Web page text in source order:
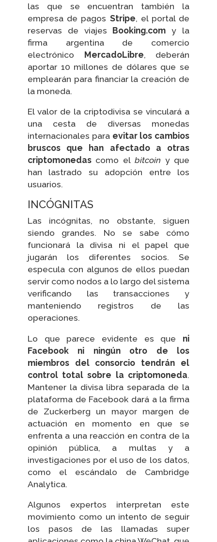
las que se encuentran también la
empresa de pagos Stripe, el portal de
reservas de viajes Booking.com y la
firma argentina de comercio
electrónico MercadoLibre, deberán
aportar 10 millones de dólares que se
emplearán para financiar la creación de
la moneda.
El valor de la criptodivisa se vinculará a
una cesta de diversas monedas
internacionales para evitar los cambios
bruscos que han afectado a otras
criptomonedascomo elbitcoin y que
han lastrado su adopción entre los
usuarios.
INCÓGNITAS
Las incógnitas, no obstante, siguen
siendo grandes. No se sabe cómo
funcionará la divisa ni el papel que
jugarán los diferentes socios. Se
especula con algunos de ellos puedan
servir como nodos a lo largo del sistema
verificando las transacciones y
manteniendo registros de las
operaciones.
Lo que parece evidente es que ni
Facebook ni ningún otro de los
miembros del consorcio tendrán el
control total sobre la criptomoneda.
Mantener la divisa libra separada de la
plataforma de Facebook dará a la firma
de Zuckerberg un mayor margen de
actuación en momento en que se
enfrenta a una reacción en contra de la
opinión pública, a multas y a
investigaciones por el uso de los datos,
como el escándalo de Cambridge
Analytica.
Algunos expertos interpretan este
movimiento como un intento de seguir
los pasos de las llamadas super